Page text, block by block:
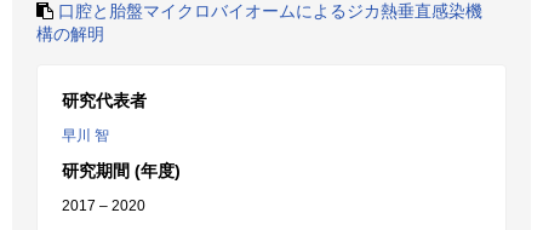
口腔と胎盤マイクロバイオームによるジカ熱垂直感染機
構の解明
研究代表者
早川 智
研究期間 (年度)
2017 – 2020